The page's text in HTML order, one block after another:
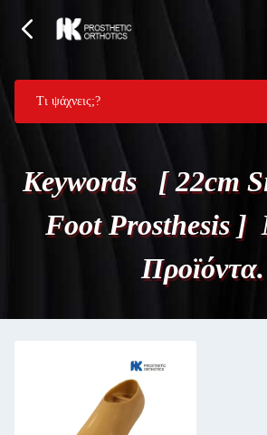
Keywords [ 22cm
Foot Prosthesis ]
Προϊόντα.